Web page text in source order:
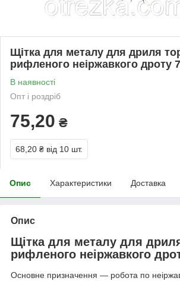
Щітка для металу для дриля
рифленого неіржавкого дроту
В наявності
Опт і роздріб
75,20 ₴
68,20 ₴ від 10 шт.
Опис Характеристики Доставка
Опис
Щітка для металу для
рифленого неіржавкого
Основне призначення — робота по